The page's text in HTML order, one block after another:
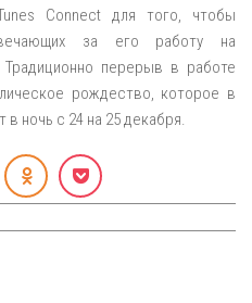
Connect для того, чтобы
за его работу на
Традиционно перерыв в работе
рождество, которое в
ночь с 24 на 25 декабря.